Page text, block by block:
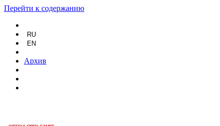
Перейти к содержанию
RU
EN
Архив